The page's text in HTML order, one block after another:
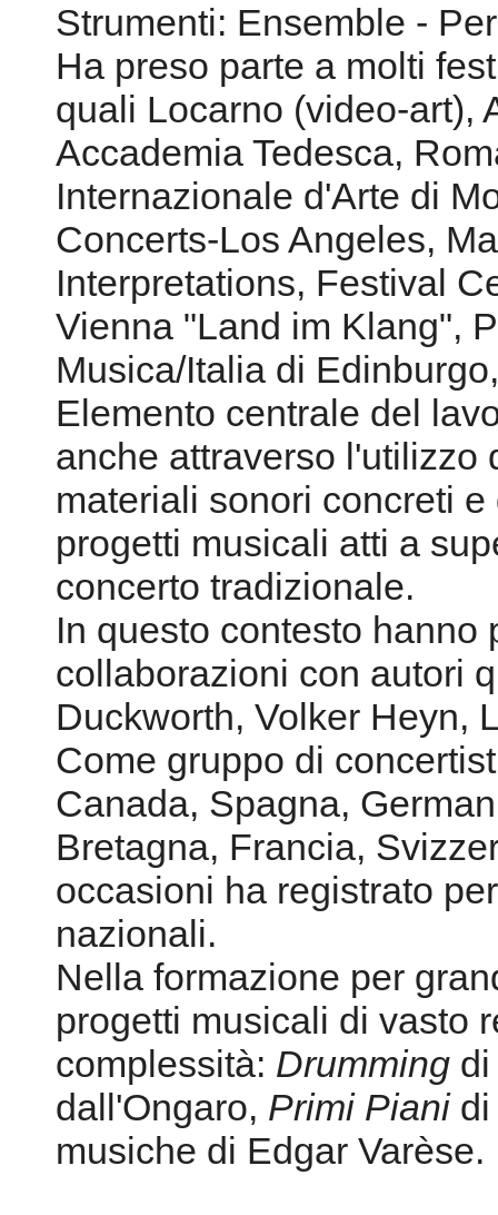
Strumenti: Ensemble -
Ha preso parte a molti
quali Locarno (video-art),
Accademia Tedesca,
Internazionale d'Arte di
Concerts-Los Angeles,
Interpretations, Festival
Vienna "Land im Klang",
Musica/Italia di
Elemento centrale del
anche attraverso l'utilizzo
materiali sonori concreti
progetti musicali atti a
concerto tradizionale.
In questo contesto hanno
collaborazioni con autori
Duckworth, Volker Heyn,
Come gruppo di
Canada, Spagna,
Bretagna, Francia,
occasioni ha registrato
nazionali.
Nella formazione per
progetti musicali di vasto
complessità: Drumming
dall'Ongaro, Primi Pianidi
musiche di Edgar Varèse.